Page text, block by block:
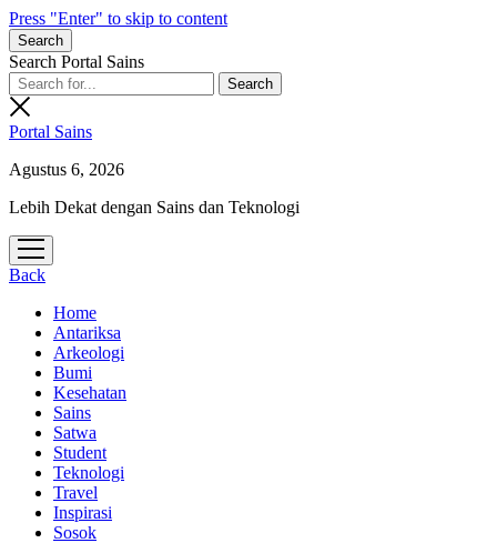
Press "Enter" to skip to content
Search
Search Portal Sains
Portal Sains
Agustus 6, 2026
Lebih Dekat dengan Sains dan Teknologi
open
menu
Back
Home
Antariksa
Arkeologi
Bumi
Kesehatan
Sains
Satwa
Student
Teknologi
Travel
Inspirasi
Sosok